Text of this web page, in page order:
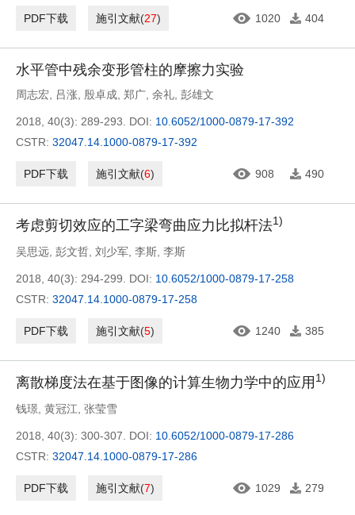
PDF下载 施引文献(27) 1020 404
水平管中残余变形管柱的摩擦力实验
周志宏 吕涨 殷卓成 郑广 余礼 彭雄文
2018, 40(3): 289-293. DOI: 10.6052/1000-0879-17-392
CSTR: 32047.14.1000-0879-17-392
PDF下载 施引文献(6) 908 490
考虑剪切效应的工字梁弯曲应力比拟杆法1)
吴思远 彭文哲 刘少军 李斯 李斯
2018, 40(3): 294-299. DOI: 10.6052/1000-0879-17-258
CSTR: 32047.14.1000-0879-17-258
PDF下载 施引文献(5) 1240 385
离散梯度法在基于图像的计算生物力学中的应用 1)
钱璟 黄冠江 张莹雪
2018, 40(3): 300-307. DOI: 10.6052/1000-0879-17-286
CSTR: 32047.14.1000-0879-17-286
PDF下载 施引文献(7) 1029 279